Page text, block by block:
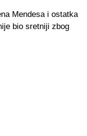
Mendesa i ostatka
bio sretniji zbog